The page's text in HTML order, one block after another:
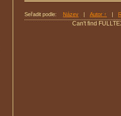
Seřadit podle: Název | Autor ↑ |
Can't find